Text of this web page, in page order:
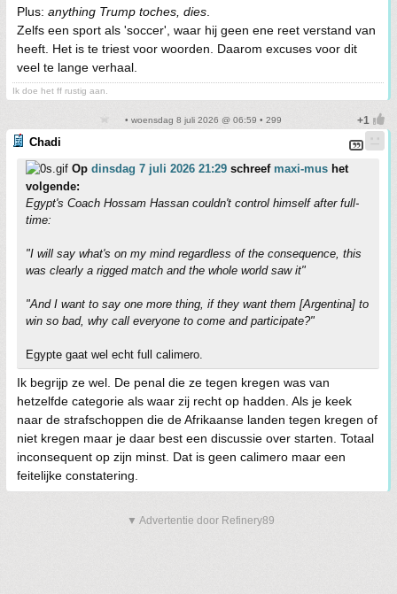
Plus: anything Trump toches, dies
Zelfs een sport als 'soccer', waar hij geen ene reet verstand van
heeft. Het is te triest voor woorden. Daarom excuses voor dit
veel te lange verhaal.
Ik doe het ff rustig aan.
• woensdag 8 juli 2026 @ 06:59 • 299
Chadi
Op dinsdag 7 juli 2026 21:29 schreef maxi-mus het
volgende:
Egypt's Coach Hossam Hassan couldn't control himself after full-
time:
"I will say what's on my mind regardless of the consequence, this
was clearly a rigged match and the whole world saw it"
"And I want to say one more thing, if they want them [Argentina] to
win so bad, why call everyone to come and participate?"
Egypte gaat wel echt full calimero.
Ik begrijp ze wel. De penal die ze tegen kregen was van
hetzelfde categorie als waar zij recht op hadden. Als je keek
naar de strafschoppen die de Afrikaanse landen tegen kregen of
niet kregen maar je daar best een discussie over starten. Totaal
inconsequent op zijn minst. Dat is geen calimero maar een
feitelijke constatering.
▼ Advertentie door Refinery89